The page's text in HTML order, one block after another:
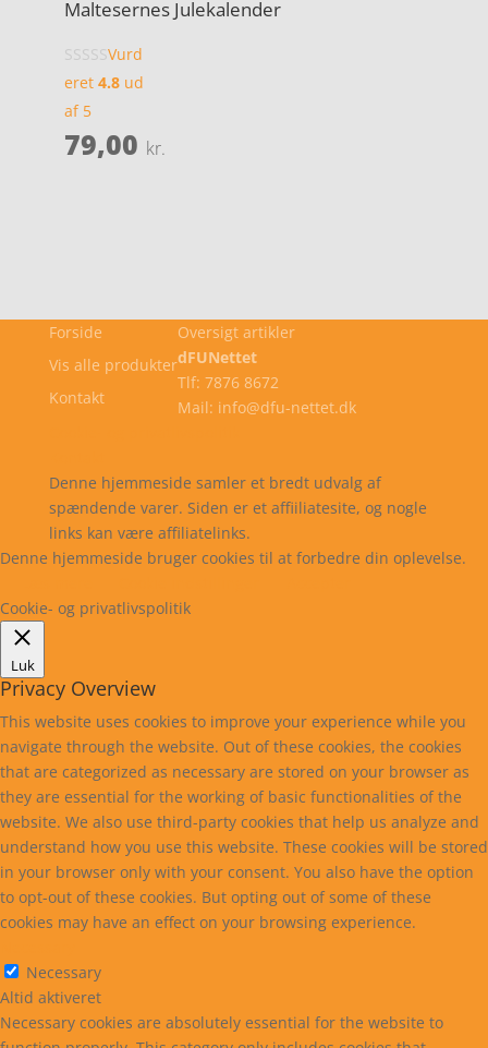
Maltesernes Julekalender
Vurd
eret 4.8ud
af 5
79,00 kr.
Forside
Vis alle produkter
Kontakt
Oversigt artikler
dFUNettet
Tlf: 7876 8672
Mail: info@dfu-nettet.dk
Denne hjemmeside samler et bredt udvalg af
spændende varer. Siden er et affiiliatesite, og nogle
links kan være affiliatelinks.
Denne hjemmeside bruger cookies til at forbedre din oplevelse.
Cookie- og privatlivspolitik
Luk
Privacy Overview
This website uses cookies to improve your experience while you
navigate through the website. Out of these cookies, the cookies
that are categorized as necessary are stored on your browser as
they are essential for the working of basic functionalities of the
website. We also use third-party cookies that help us analyze and
understand how you use this website. These cookies will be stored
in your browser only with your consent. You also have the option
to opt-out of these cookies. But opting out of some of these
cookies may have an effect on your browsing experience.
Necessary
Altid aktiveret
Necessary cookies are absolutely essential for the website to